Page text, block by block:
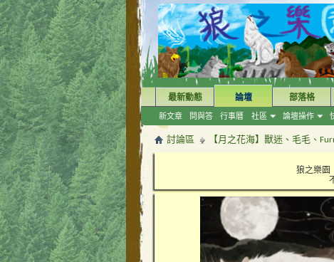
最新動態 論壇
新文章 問與答 行事曆 社區 論壇操作
部落格
討論區 【月之花海】獸迷、毛毛、
狼之樂園